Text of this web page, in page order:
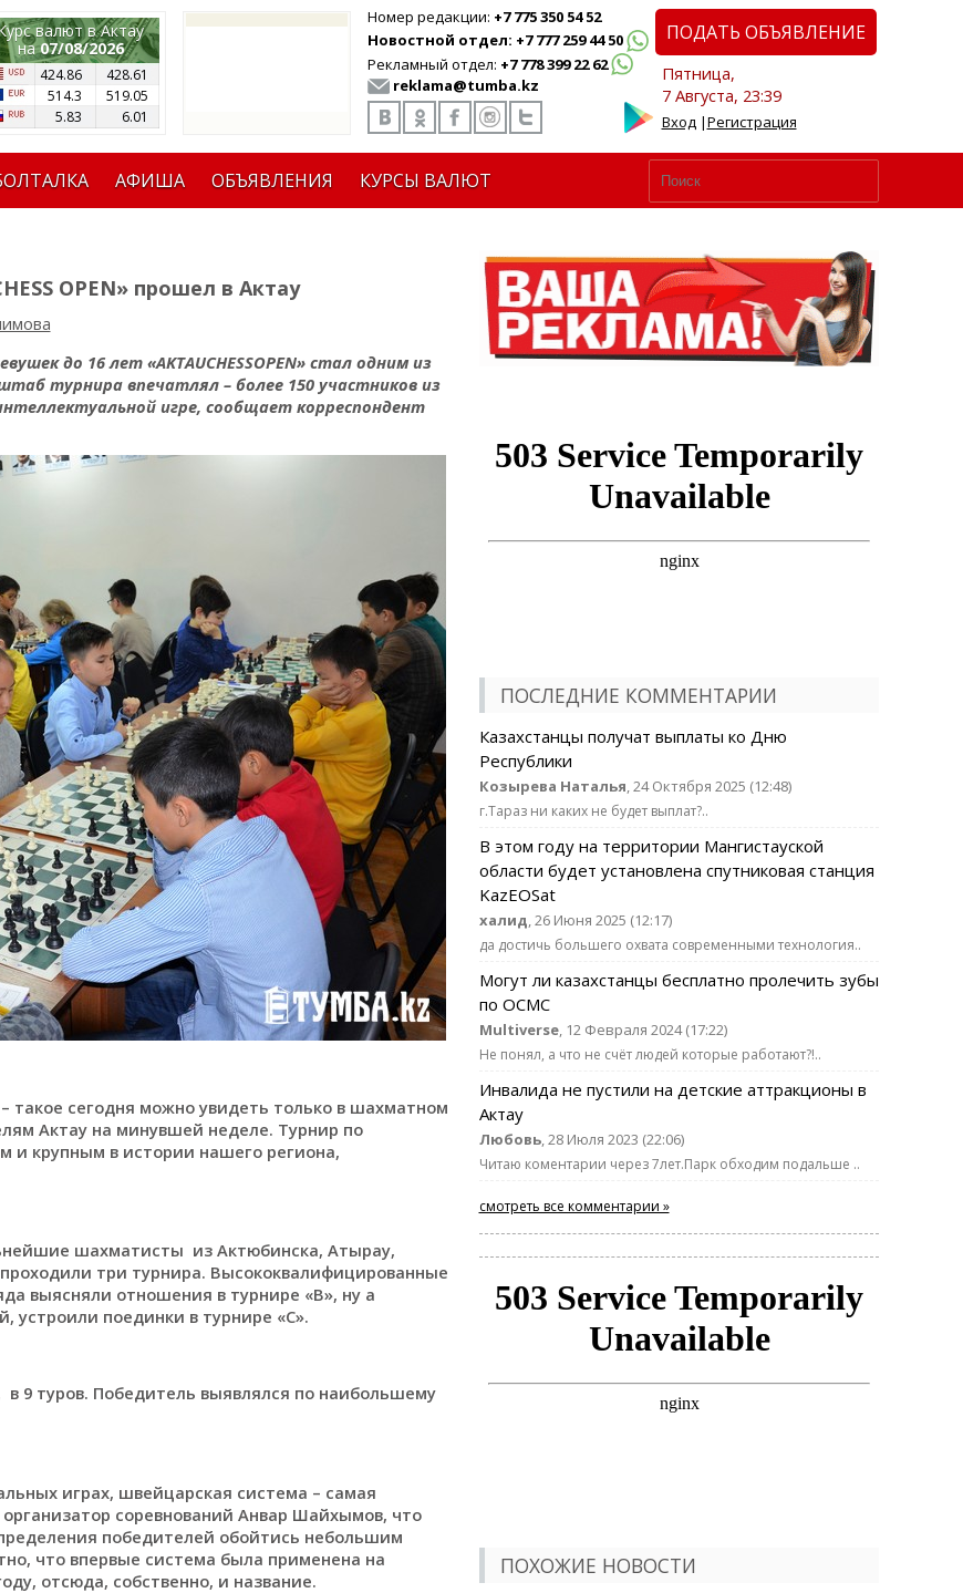
валют в Актау
на07/08/2026
424.86
428.61
514.3
519.05
5.83
6.01
Номер редакции: +7 775 350 54 52
Новостной отдел: +7 777 259 44 50
Рекламный отдел: +7 778 399 22 62
reklama@tumba.kz
ПОДАТЬ ОБЪЯВЛЕНИЕ
Пятница,
7 Августа, 23:39
Вход|Регистрация
АФИША ОБЪЯВЛЕНИЯ КУРСЫ ВАЛЮТ
OPEN» прошел в Актау
до 16 лет «AKTAUCHESSOPEN» стал одним из
турнира впечатлял – более 150 участников из
игре, сообщает корреспондент
такое сегодня можно увидеть только в шахматном
Актау на минувшей неделе. Турнир по
и крупным в истории нашего региона,
шахматисты из Актюбинска, Атырау,
три турнира. Высококвалифицированные
выясняли отношения в турнире «В», ну а
устроили поединки в турнире «С».
9 туров. Победитель выявлялся по наибольшему
играх, швейцарская система – самая
соревнований Анвар Шайхымов, что
победителей обойтись небольшим
что впервые система была применена на
отсюда, собственно, и название.
ПОСЛЕДНИЕ КОММЕНТАРИИ
Казахстанцы получат выплаты ко Дню
Республики
Козырева Наталья, 24 Октября 2025 (12:48)
г.Тараз ни каких не будет выплат?..
В этом году на территории Мангистауской
области будет установлена спутниковая станция
KazEOSat
халид, 26 Июня 2025 (12:17)
да достичь большего охвата современными технология..
Могут ли казахстанцы бесплатно пролечить зубы
по ОСМС
Multiverse, 12 Февраля 2024 (17:22)
Не понял, а что не счёт людей которые работают?!..
Инвалида не пустили на детские аттракционы в
Актау
Любовь, 28 Июля 2023 (22:06)
Читаю коментарии через 7лет.Парк обходим подальше ..
смотреть все комментарии »
ПОХОЖИЕ НОВОСТИ